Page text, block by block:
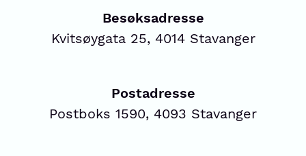
Besøksadresse
Kvitsøygata 25, 4014 Stavanger
Postadresse
Postboks 1590, 4093 Stavanger